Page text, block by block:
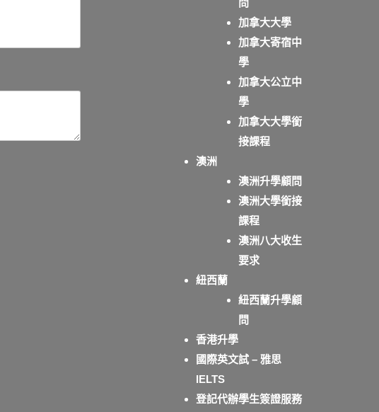
問
加拿大大學
加拿大寄宿中
學
加拿大公立中
學
加拿大大學銜
接課程
澳洲
澳洲升學顧問
澳洲大學銜接
課程
澳洲八大收生
要求
紐西蘭
紐西蘭升學顧
問
香港升學
國際英文試 – 雅思
IELTS
登記代辦學生簽證服務